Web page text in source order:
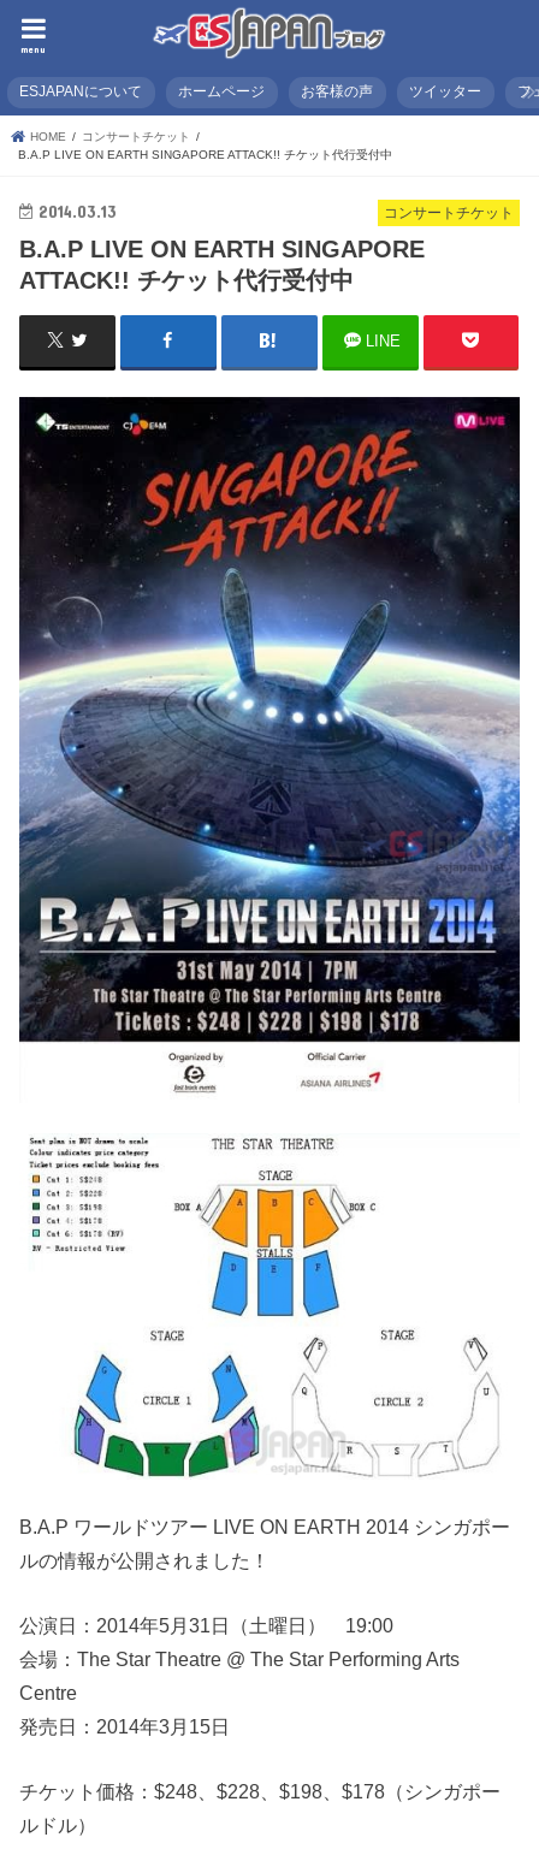
menu
ESJAPANについて ホームページ お客様の声 ツイッター フ
HOME
コンサートチケット
B.A.P LIVE ON EARTH SINGAPORE ATTACK!! チケット代行受付中
コンサートチケット
2014.03.13
B.A.P LIVE ON EARTH SINGAPORE
ATTACK!! チケット代行受付中
LINE
B.A.P ワールドツアー LIVE ON EARTH 2014 シンガポー
ルの情報が公開されました！
公演日：2014年5月31日（土曜日） 19:00
会場：The Star Theatre @ The Star Performing Arts
Centre
発売日：2014年3月15日
チケット価格：$248、$228、$198、$178（シンガポー
ルドル）